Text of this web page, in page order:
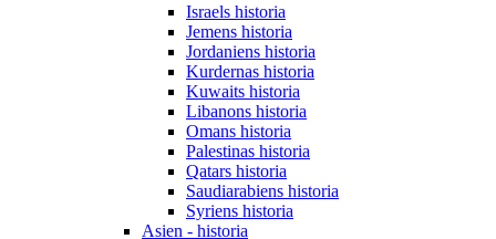
Israels historia
Jemens historia
Jordaniens historia
Kurdernas historia
Kuwaits historia
Libanons historia
Omans historia
Palestinas historia
Qatars historia
Saudiarabiens historia
Syriens historia
Asien - historia